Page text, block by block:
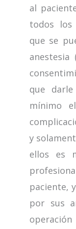
al
todos los
que se
que
mínimo
y
ellos es
paciente,
por sus